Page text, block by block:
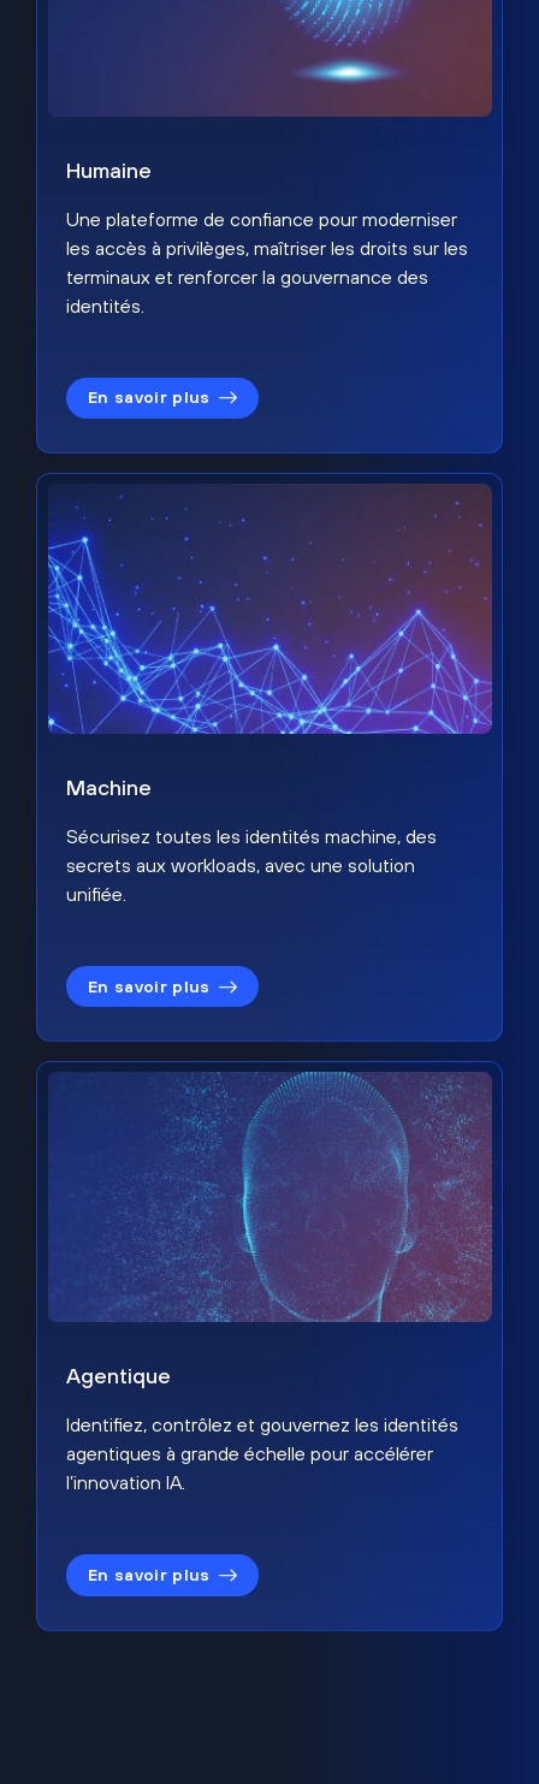
Humaine
Une plateforme de confiance pour moderniser
les accès à privilèges, maîtriser les droits sur les
terminaux et renforcer la gouvernance des
identités.
En savoir plus
Machine
Sécurisez toutes les identités machine, des
secrets aux workloads, avec une solution
unifiée.
En savoir plus
Agentique
Identifiez, contrôlez et gouvernez les identités
agentiques à grande échelle pour accélérer
l’innovation IA.
En savoir plus